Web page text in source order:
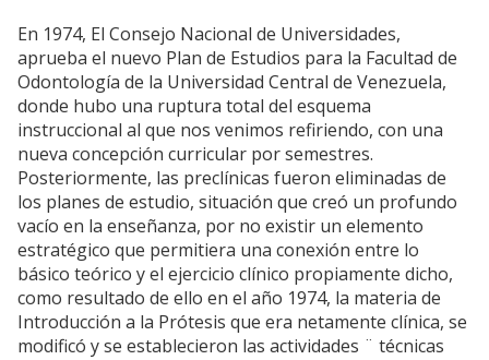
En 1974, El Consejo Nacional de Universidades,
aprueba el nuevo Plan de Estudios para la Facultad de
Odontología de la Universidad Central de Venezuela,
donde hubo una ruptura total del esquema
instruccional al que nos venimos refiriendo, con una
nueva concepción curricular por semestres.
Posteriormente, las preclínicas fueron eliminadas de
los planes de estudio, situación que creó un profundo
vacío en la enseñanza, por no existir un elemento
estratégico que permitiera una conexión entre lo
básico teórico y el ejercicio clínico propiamente dicho,
como resultado de ello en el año 1974, la materia de
Introducción a la Prótesis que era netamente clínica, se
modificó y se establecieron las actividades ¨ técnicas